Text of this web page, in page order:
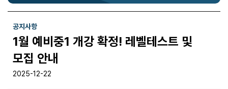
공지사항
1월 예비중1 개강 확정! 레벨테스트 및
모집 안내
2025-12-22